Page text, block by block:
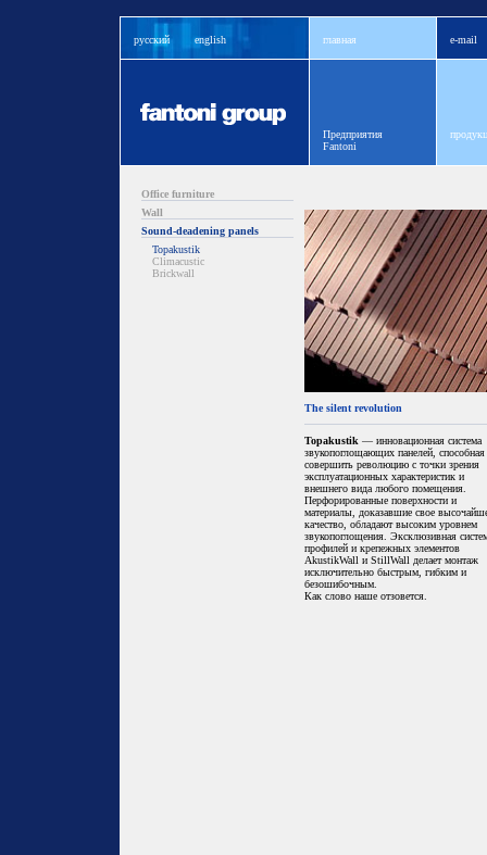
русский english главная e-mail
Предприятия
Fantoni
Office furniture
Wall
Sound-deadening panels
Topakustik
Climacustic
Brickwall
The silent revolution
Topakustik — инновационная система
звукопоглощающих панелей, способная
совершить революцию с точки зрения
эксплуатационных характеристик и
внешнего вида любого помещения.
Перфорированные поверхности и
материалы, доказавшие свое
качество, обладают высоким уровнем
звукопоглощения. Эксклюзивная
профилей и крепежных элементов
AkustikWall и StillWall делает монтаж
исключительно быстрым, гибким и
безошибочным.
Как слово наше отзовется.